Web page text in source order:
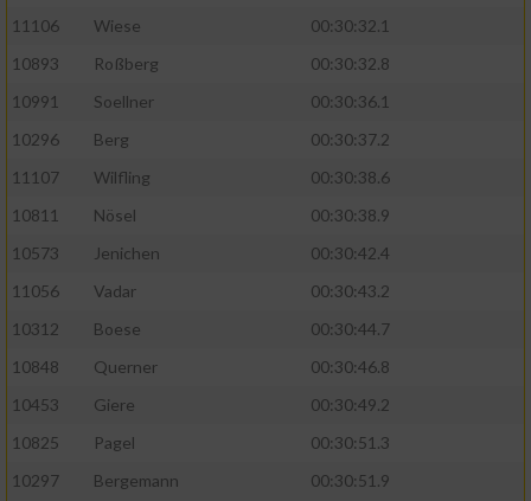
11106
Wiese
00:30:32.1
10893
Roßberg
00:30:32.8
10991
Soellner
00:30:36.1
10296
Berg
00:30:37.2
11107
Wilfling
00:30:38.6
10811
Nösel
00:30:38.9
10573
Jenichen
00:30:42.4
11056
Vadar
00:30:43.2
10312
Boese
00:30:44.7
10848
Querner
00:30:46.8
10453
Giere
00:30:49.2
10825
Pagel
00:30:51.3
10297
Bergemann
00:30:51.9